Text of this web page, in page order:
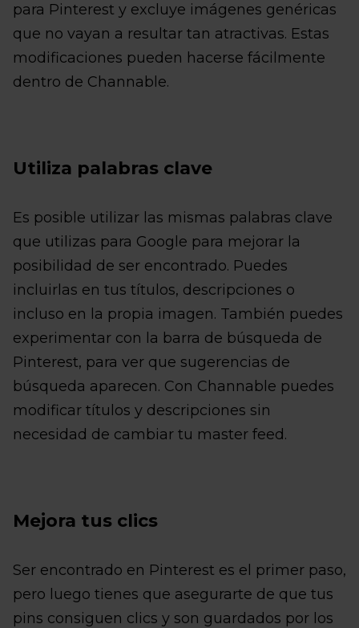
para Pinterest y excluye imágenes genéricas
que no vayan a resultar tan atractivas. Estas
modificaciones pueden hacerse fácilmente
dentro de Channable.
Utiliza palabras clave
Es posible utilizar las mismas palabras clave
que utilizas para Google para mejorar la
posibilidad de ser encontrado. Puedes
incluirlas en tus títulos, descripciones o
incluso en la propia imagen. También puedes
experimentar con la barra de búsqueda de
Pinterest, para ver que sugerencias de
búsqueda aparecen. Con Channable puedes
modificar títulos y descripciones sin
necesidad de cambiar tu master feed.
Mejora tus clics
Ser encontrado en Pinterest es el primer paso,
pero luego tienes que asegurarte de que tus
pins consiguen clics y son guardados por los